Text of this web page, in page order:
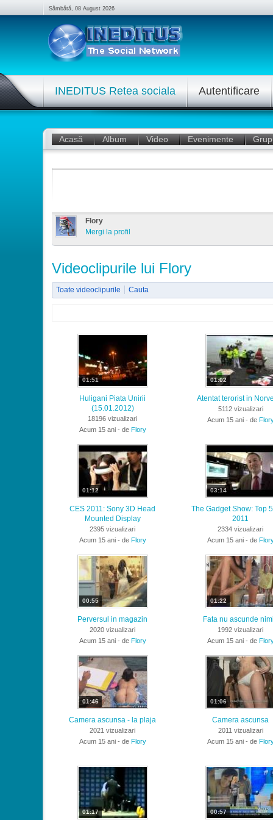
Sâmbătă, 08 August 2026
INEDITUS Retea sociala Autentificare
Acasă Album Video Evenimente
Flory
Mergi la profil
Videoclipurile lui Flory
Toate videoclipurile Cauta
01:51
Huligani Piata Unirii
(15.01.2012)
18196 vizualizari
Acum 15 ani - de Flory
01:02
Atentat terorist in
5112 vizualizari
Acum 15 ani - de
01:12
CES 2011: Sony 3D Head
Mounted Display
2395 vizualizari
Acum 15 ani - de Flory
03:14
The Gadget Show: Top
2011
2334 vizualizari
Acum 15 ani - de
00:55
Perversul in magazin
2020 vizualizari
Acum 15 ani - de Flory
01:22
Fata nu ascunde
1992 vizualizari
Acum 15 ani - de
01:46
Camera ascunsa - la plaja
2021 vizualizari
Acum 15 ani - de Flory
01:06
Camera ascunsa
2011 vizualizari
Acum 15 ani - de
01:17 00:57